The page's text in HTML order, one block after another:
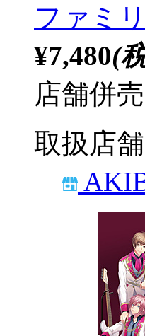
ファミ
¥7,480(
店舗併
取扱店舗